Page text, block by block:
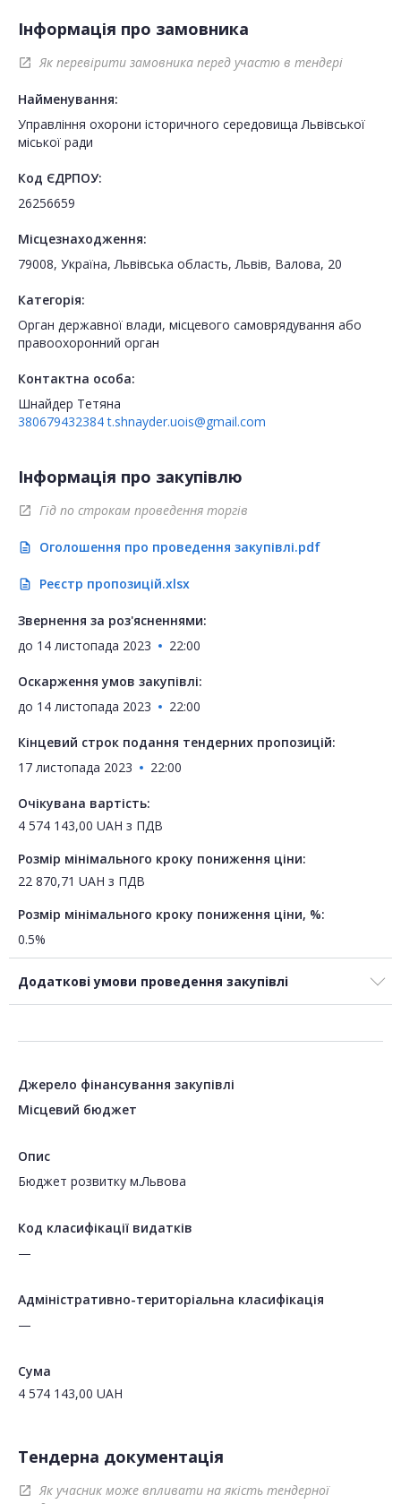
Інформація про замовника
open_in_new Як перевірити замовника перед участю в тендері
Найменування:
Управління охорони історичного середовища Львівської
міської ради
Код ЄДРПОУ:
26256659
Місцезнаходження:
79008, Україна, Львівська область, Львів, Валова, 20
Категорія:
Орган державної влади, місцевого самоврядування або
правоохоронний орган
Контактна особа:
Шнайдер Тетяна
380679432384 t.shnayder.uois@gmail.com
Інформація про закупівлю
open_in_new Гід по строкам проведення торгів
description Оголошення про проведення закупівлі.pdf
description Реєстр пропозицій.xlsx
Звернення за роз'ясненнями:
до 14 листопада 2023 22:00
Оскарження умов закупівлі:
до 14 листопада 2023 22:00
Кінцевий строк подання тендерних пропозицій:
17 листопада 2023
22:00
Очікувана вартість:
4 574 143,00 UAH з ПДВ
Розмір мінімального кроку пониження ціни:
22 870,71 UAH з ПДВ
Розмір мінімального кроку пониження ціни, %:
0.5%
Додаткові умови проведення закупівлі
Джерело фінансування закупівлі
Місцевий бюджет
Опис
Бюджет розвитку м.Львова
Код класифікації видатків
—
Адміністративно-територіальна класифікація
—
Сума
4 574 143,00 UAH
Тендерна документація
open_in_new
Як учасник може впливати на якість тендерної